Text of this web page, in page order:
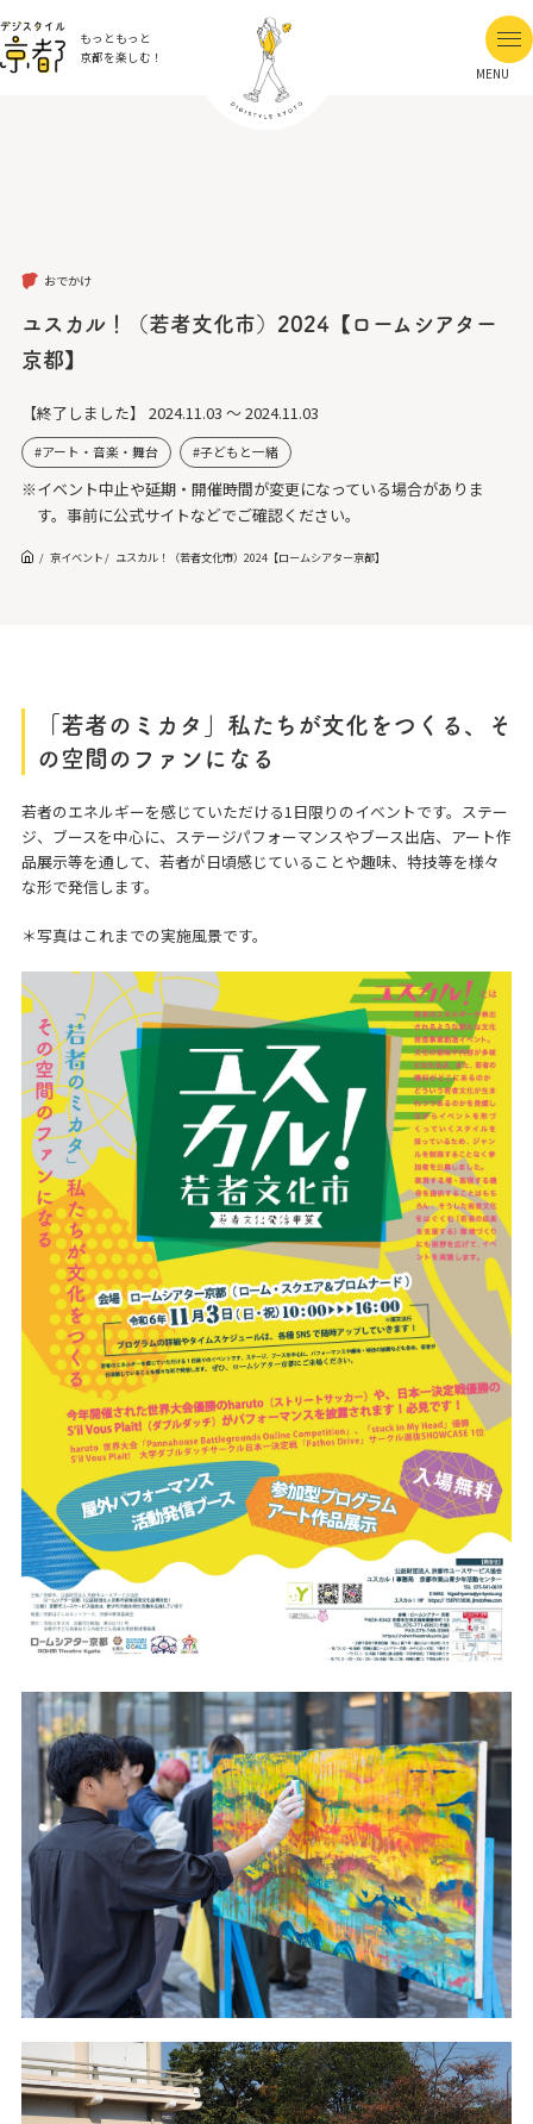
もっともっと
京都を楽しむ！
MENU
おでかけ
ユスカル！（若者文化市）2024【ロームシアター
京都】
【終了しました】 2024.11.03 ～ 2024.11.03
アート・音楽・舞台 子どもと一緒
※イベント中止や延期・開催時間が変更になっている場合がありま
す。事前に公式サイトなどでご確認ください。
京イベント ユスカル！（若者文化市）2024【ロームシアター京都】
「若者のミカタ」私たちが文化をつくる、そ
の空間のファンになる
若者のエネルギーを感じていただける1日限りのイベントです。ステー
ジ、ブースを中心に、ステージパフォーマンスやブース出店、アート作
品展示等を通して、若者が日頃感じていることや趣味、特技等を様々
な形で発信します。
＊写真はこれまでの実施風景です。